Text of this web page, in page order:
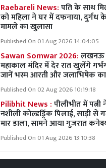
Raebareli News:पति के साथ
को महिला ने घर में दफनाया, दुर्गध
मामले का खुलासा
Published On 01 Aug 2026 14:04:05
Sawan Somwar 2026:लखनऊ
महाकाल मंदिर में देर रात खुलेंगे
जानें भस्म आरती और जलाभिषेक
Published On 02 Aug 2026 10:19:18
Pilibhit News :पीलीभीत में पत्नी
नशीली कोल्डड्रिंक पिलाई, साड़ी से
मार डाला, सामने आया गुजरात
Published On 01 Aug 2026 13:10:38